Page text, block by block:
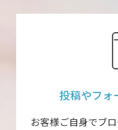
投稿やフォ
お客様ご自身でブ